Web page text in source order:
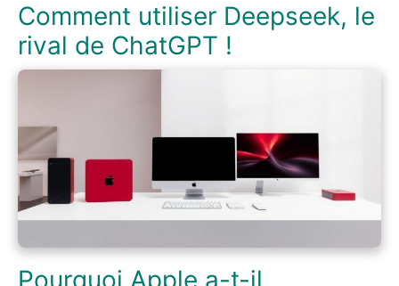
Comment utiliser Deepseek, le
rival de ChatGPT !